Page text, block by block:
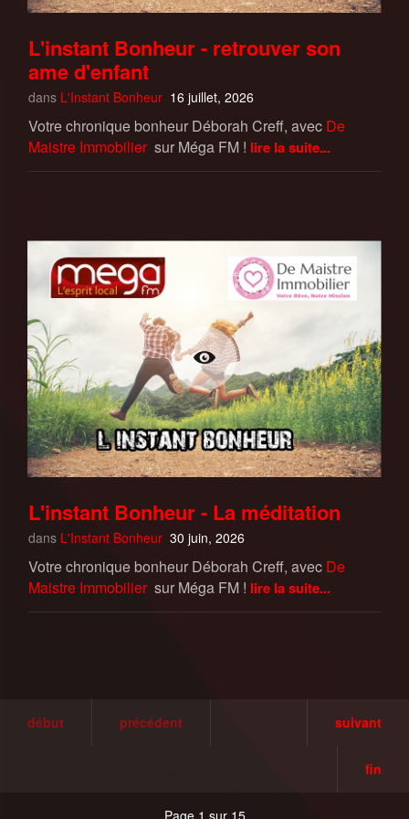
L'instant Bonheur - retrouver son
ame d'enfant
dans L'Instant Bonheur 16 juillet, 2026
Votre chronique bonheur Déborah Creff, avec De
Maistre Immobilier sur Méga FM ! lire la suite...
L'instant Bonheur - La méditation
dans L'Instant Bonheur 30 juin, 2026
Votre chronique bonheur Déborah Creff, avec De
Maistre Immobilier sur Méga FM ! lire la suite...
début précédent suivant
fin
Page 1 sur 15